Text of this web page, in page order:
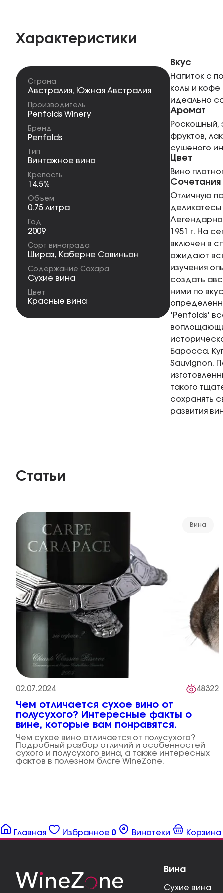
Характеристики
Страна
Австралия, Южная Австралия
Производитель
Penfolds Winery
Бренд
Penfolds
Тип
Винтажное вино
Крепость
14.5%
Объем
0.75 литра
Год
2009
Сорт винограда
Шираз, Каберне Совиньон
Содержание Сахара
Сухие вина
Цвет
Красные вина
Вкус
Напиток с
колы и кофе
идеально
Аромат
Роскошный,
фруктов,
сушеного
Цвет
Вино
Сочетания
Отличную
1951 г. На
включен в
ожидают
изучения
создать
ними по
"Penfolds"
Баросса.
Sauvignon.
такого
сохранять
развития
Статьи
Вина
02.07.2024 48322
Чем отличается сухое вино от
полусухого? Интересные факты о
вине, которые вам понравятся.
Чем сухое вино отличается от полусухого?
Подробный разбор отличий и особенностей
сухого и полусухого вина, а также интересных
фактов в полезном блоге WineZone.
Главная Избранное 0 Винотеки Корзина
Вина
Сухие вина